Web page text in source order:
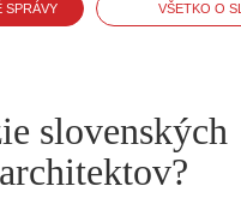
SPRÁVY VŠETKO O
slovenských